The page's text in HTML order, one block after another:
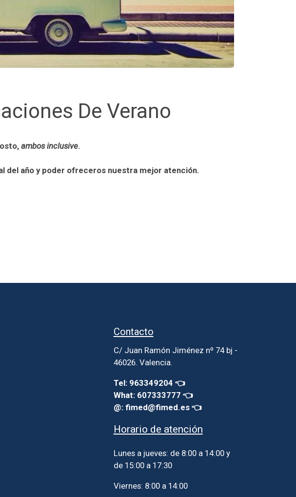
De Verano
ambos inclusive.
del año y poder ofreceros nuestra mejor atención.
Contacto
C/ Juan Ramón Jiménez nº 74 bj -
46026. Valencia.
Tel: 963349204 👈
What: 607333777 👈
@: fimed@fimed.es 👈
Horario de atención
Lunes a jueves: de 8:00 a 14:00 y
de 15:00 a 17:30
Viernes: 8:00 a 14:00